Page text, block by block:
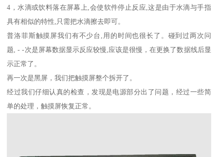
4，水滴或饮料落在屏幕上,会使软件停止反应,这是由于水滴与手指
具有相似的特性,只需把水滴擦去即可。
普洛菲斯触摸屏我们有不少台,用的时间也很长了。碰到过两次问
题, - -次是屏幕数据显示反应较慢,应该是很慢，在更换了数据线后显
示正常了。
再一次是黑屏，我们把触摸屏整个拆开了。
经过我们仔细认真的检查，发现是电源部分出了问题，经过一些简
单的处理，触摸屏恢复正常。